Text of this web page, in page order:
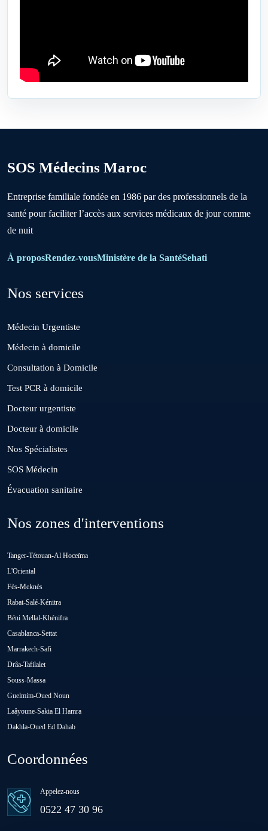
Ben Ahmed
Boujniba
Boulanouare
Bouznika
Deroua
El Borouj
El Gara
Guisser
Hattane
Khouribga
Loulad
Oulad H'Riz Sahel
Oulad Saïd
Ras El Aïn
SOS Médecins Maroc
Entreprise familiale fondée en 1986 par des professionnels de la
santé pour faciliter l’accès aux services médicaux de jour comme
de nuit
À proposRendez-vousMinistère de la SantéSehati
Nos services
Médecin Urgentiste
Médecin à domicile
Consultation à Domicile
Test PCR à domicile
Docteur urgentiste
Docteur à domicile
Nos Spécialistes
SOS Médecin
Évacuation sanitaire
Nos zones d'interventions
Tanger-Tétouan-Al Hoceïma
L'Oriental
Fès-Meknès
Rabat-Salé-Kénitra
Béni Mellal-Khénifra
Casablanca-Settat
Marrakech-Safi
Drâa-Tafilalet
Souss-Massa
Guelmim-Oued Noun
Laâyoune-Sakia El Hamra
Dakhla-Oued Ed Dahab
Coordonnées
Appelez-nous
0522 47 30 96